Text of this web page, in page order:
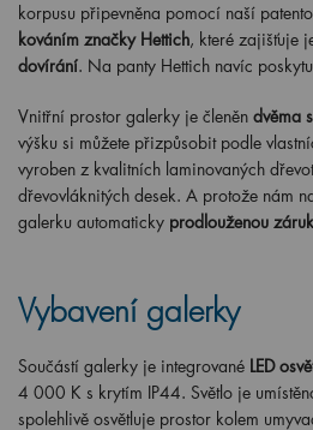
korpusu připevněna pomocí naší
kováním značky Hettich, které zajišťuje
dovírání. Na panty Hettich navíc
Vnitřní prostor galerky je členěn dvěma
výšku si můžete přizpůsobit podle
vyroben z kvalitních laminovaných
dřevovláknitých desek. A protože nám
galerku automaticky prodlouženou
Vybavení galerky
Součástí galerky je integrované LED
4 000 K s krytím IP44. Světlo je
spolehlivě osvětluje prostor kolem